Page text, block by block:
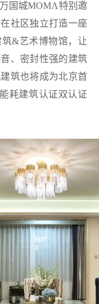
国城MOMΛ特别邀
社区独立打造一座
&艺术博物馆，让
、密封性强的建筑
筑也将成为北京首
耗建筑认证双认证